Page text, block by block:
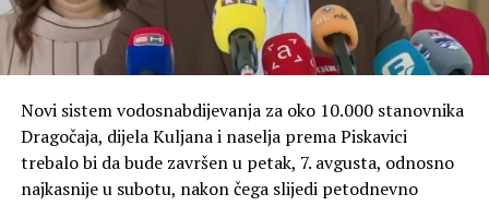
Novi sistem vodosnabdijevanja za oko 10.000 stanovnika
Dragočaja, dijela Kuljana i naselja prema Piskavici
trebalo bi da bude završen u petak, 7. avgusta, odnosno
najkasnije u subotu, nakon čega slijedi petodnevno